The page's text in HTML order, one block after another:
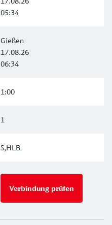
05:34
Gießen
17.08.26
06:34
1:00
1
S,HLB
Verbindung prüfen